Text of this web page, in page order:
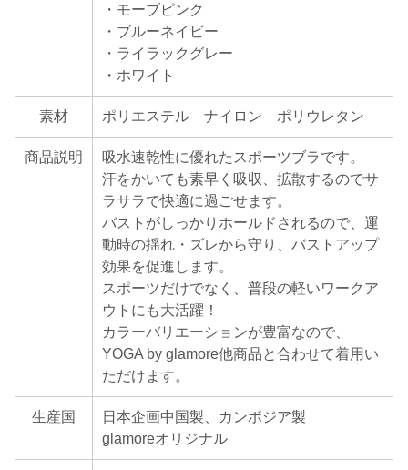
・モーブピンク
・ブルーネイビー
・ライラックグレー
・ホワイト
素材 ポリエステル ナイロン ポリウレタン
商品説明
吸水速乾性に優れたスポーツブラです。
汗をかいても素早く吸収、拡散するのでサ
ラサラで快適に過ごせます。
バストがしっかりホールドされるので、運
動時の揺れ・ズレから守り、バストアップ
効果を促進します。
スポーツだけでなく、普段の軽いワークア
ウトにも大活躍！
カラーバリエーションが豊富なので、
YOGA by glamore他商品と合わせて着用い
ただけます。
生産国
日本企画中国製、カンボジア製
glamoreオリジナル